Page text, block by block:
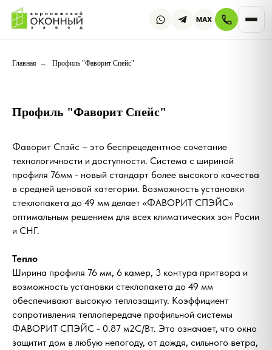
Главная → Профиль "Фаворит Спейс"
Профиль "Фаворит Спейс"
Фаворит Спэйс – это беспрецедентное сочетание
технологичности и доступности. Система с шириной
профиля 76мм - новый стандарт более высокого качества
в средней ценовой категории. Возможность установки
стеклопакета до 49 мм делает «ФАВОРИТ СПЭЙС»
оптимальным решением для всех климатических зон Росии
и СНГ.
Тепло
Ширина профиля 76 мм, 6 камер, 3 контура притвора и
возможность установки стеклопакета до 49 мм
обеспечивают высокую теплозащиту. Коэффициент
сопротивления теплопередаче профильной системы
ФАВОРИТ СПЭЙС - 0.87 м2С/Вт. Это означает, что окно
защитит дом в любую непогоду, от дождя, сильного ветра,
MAX